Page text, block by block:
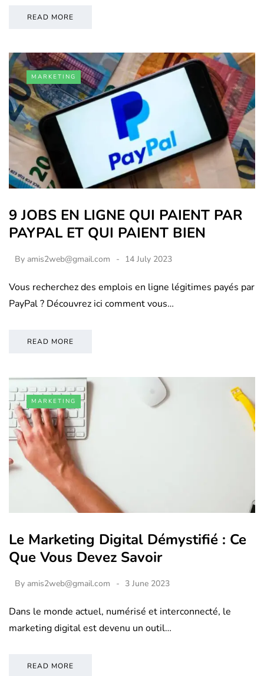
READ MORE
MARKETING
9 JOBS EN LIGNE QUI PAIENT PAR
PAYPAL ET QUI PAIENT BIEN
By amis2web@gmail.com 14 July 2023
Vous recherchez des emplois en ligne légitimes payés par
PayPal ? Découvrez ici comment vous…
READ MORE
MARKETING
Le Marketing Digital Démystifié : Ce
Que Vous Devez Savoir
By amis2web@gmail.com 3 June 2023
Dans le monde actuel, numérisé et interconnecté, le
marketing digital est devenu un outil…
READ MORE